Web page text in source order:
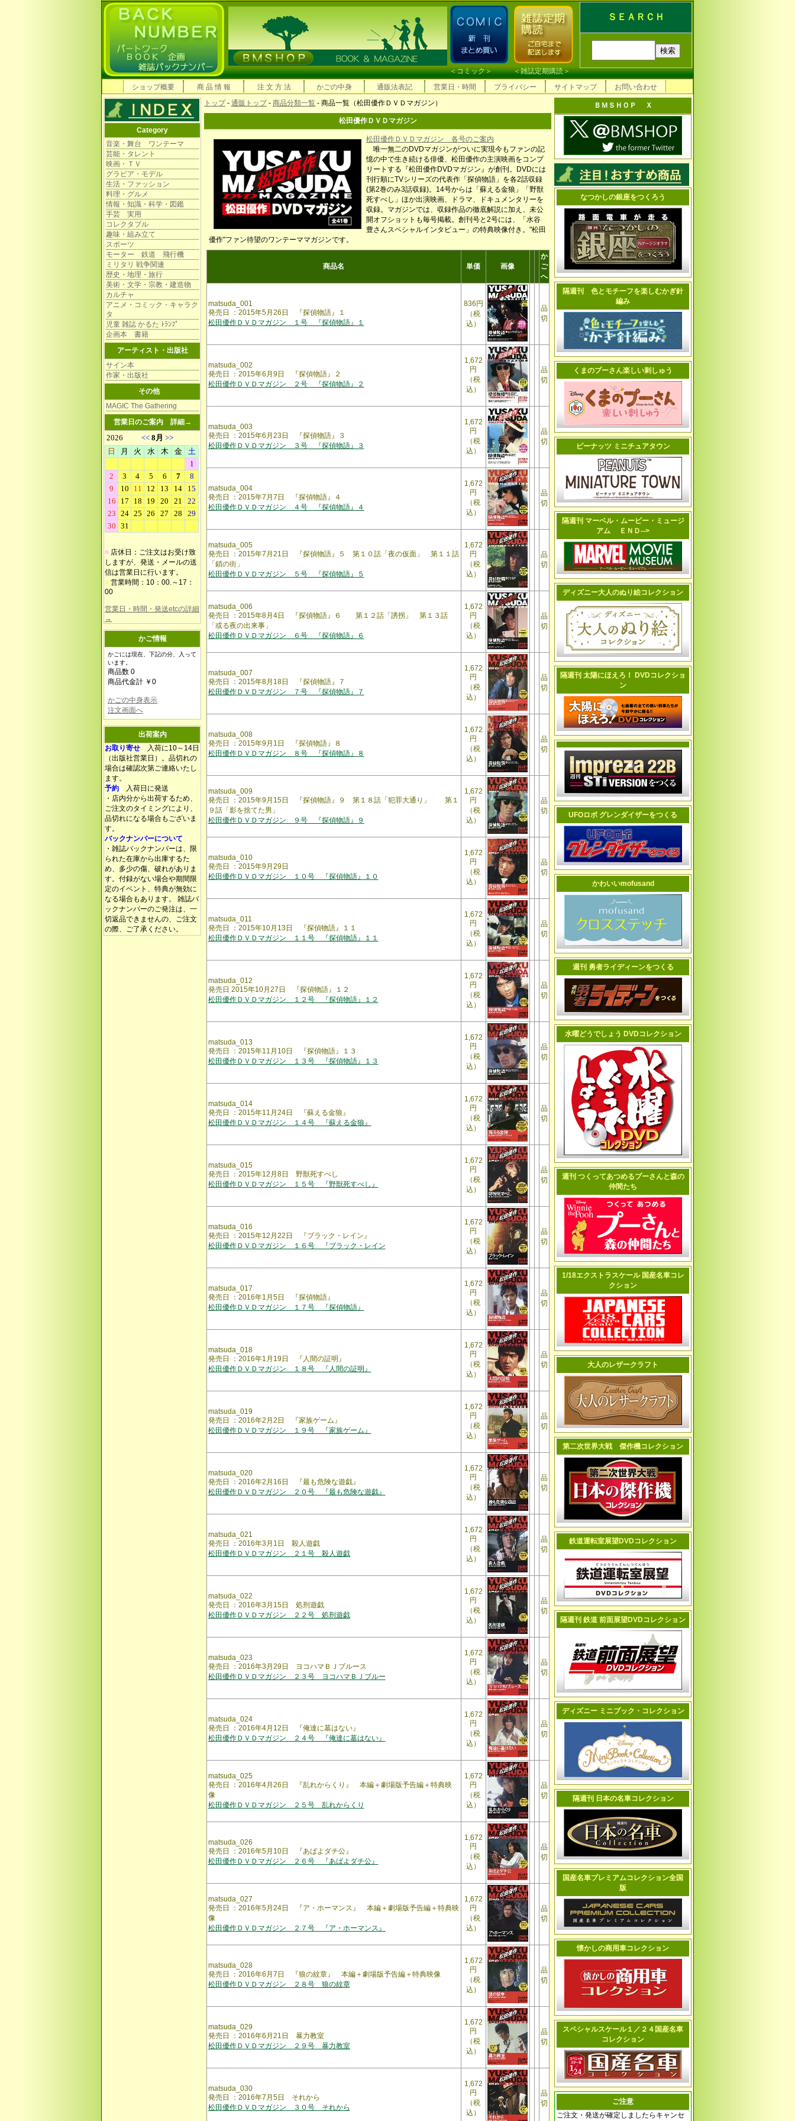
ＳＥＡＲＣＨ
＜コミック＞ ＜雑誌定期購読＞
ショップ概要
商 品 情 報 注 文 方 法 かごの中身 通販法表記 営業日・時間 プライバシー サイトマップ お問い合わせ
Category
音楽・舞台 ワンテーマ
芸能・タレント
映画・ＴＶ
グラビア・モデル
生活・ファッション
料理・グルメ
情報・知識・科学・図鑑
手芸 実用
コレクタブル
趣味・組み立て
スポーツ
モーター 鉄道 飛行機
ミリタリ 戦争関連
歴史・地理・旅行
美術・文学・宗教・建造物
カルチャ
アニメ・コミック・キャラク
タ
児童 雑誌 かるた ﾄﾗﾝﾌﾟ
企画本 書籍
アーティスト・出版社
サイン本
作家・出版社
その他
MAGIC The Gathering
営業日のご案内 詳細→
■ 店休日：ご注文はお受け致
しますが、発送・メールの送
信は営業日に行います。
■ 営業時間：10：00.～17：
00
営業日・時間・発送etcの詳細
→
かご情報
かごには現在、下記の分、入って
います。
商品数 0
商品代金計 ￥0
かごの中身表示
注文画面へ
出荷案内
お取り寄せ 入荷に10～14日
（出版社営業日）。品切れの
場合は確認次第ご連絡いたし
ます。
予約 入荷日に発送
・店内分から出荷するため、
ご注文のタイミングにより、
品切れになる場合もございま
す。
バックナンバーについて
・雑誌バックナンバーは、限
られた在庫から出庫するた
め、多少の傷、破れがありま
す。付録がない場合や期間限
定のイベント、特典が無効に
なる場合もあります。 雑誌バ
ックナンバーのご発注は、一
切返品できませんの、ご注文
の際、ご了承ください。
トップ- 通販トップ- 商品分類一覧 - 商品一覧（松田優作ＤＶＤマガジン）
松田優作ＤＶＤマガジン
松田優作ＤＶＤマガジン 各号のご案内
唯一無二のDVDマガジンがついに実現今もファンの記
憶の中で生き続ける俳優、松田優作の主演映画をコンプ
リートする『松田優作DVDマガジン』が創刊。DVDには
刊行順にTVシリーズの代表作「探偵物語」を各2話収録
(第2巻のみ3話収録)。14号からは「蘇える金狼」「野獣
死すべし」ほか出演映画、ドラマ、ドキュメンタリーを
収録。マガジンでは、収録作品の徹底解説に加え、未公
開オフショットも毎号掲載。創刊号と2号には、「水谷
豊さんスペシャルインタビュー」の特典映像付き。"松田
優作"ファン待望のワンテーママガジンです。
商品名 単価 画像
か
ご
へ
matsuda_001
発売日 ：2015年5月26日 『探偵物語』１
松田優作ＤＶＤマガジン １号 『探偵物語』１
836円
（税
込）
品
切
matsuda_002
発売日 ：2015年6月9日 『探偵物語』２
松田優作ＤＶＤマガジン ２号 『探偵物語』２
1,672
円
（税
込）
品
切
matsuda_003
発売日 ：2015年6月23日 『探偵物語』３
松田優作ＤＶＤマガジン ３号 『探偵物語』３
1,672
円
（税
込）
品
切
matsuda_004
発売日 ：2015年7月7日 『探偵物語』４
松田優作ＤＶＤマガジン ４号 『探偵物語』４
1,672
円
（税
込）
品
切
matsuda_005
発売日 ：2015年7月21日 『探偵物語』５ 第１０話「夜の仮面」 第１１話
「鎖の街」
松田優作ＤＶＤマガジン ５号 『探偵物語』５
1,672
円
（税
込）
品
切
matsuda_006
発売日 ：2015年8月4日 『探偵物語』６ 第１２話「誘拐」 第１３話
「或る夜の出来事」
松田優作ＤＶＤマガジン ６号 『探偵物語』６
1,672
円
（税
込）
品
切
matsuda_007
発売日 ：2015年8月18日 『探偵物語』７
松田優作ＤＶＤマガジン ７号 『探偵物語』７
1,672
円
（税
込）
品
切
matsuda_008
発売日 ：2015年9月1日 『探偵物語』８
松田優作ＤＶＤマガジン ８号 『探偵物語』８
1,672
円
（税
込）
品
切
matsuda_009
発売日 ：2015年9月15日 『探偵物語』９ 第１８話「犯罪大通り」 第１
９話「影を捨てた男」
松田優作ＤＶＤマガジン ９号 『探偵物語』９
1,672
円
（税
込）
品
切
matsuda_010
発売日 ：2015年9月29日
松田優作ＤＶＤマガジン １０号 『探偵物語』１０
1,672
円
（税
込）
品
切
matsuda_011
発売日 ：2015年10月13日 『探偵物語』１１
松田優作ＤＶＤマガジン １１号 『探偵物語』１１
1,672
円
（税
込）
品
切
matsuda_012
発売日 2015年10月27日 『探偵物語』１２
松田優作ＤＶＤマガジン １２号 『探偵物語』１２
1,672
円
（税
込）
品
切
matsuda_013
発売日 ：2015年11月10日 『探偵物語』１３
松田優作ＤＶＤマガジン １３号 『探偵物語』１３
1,672
円
（税
込）
品
切
matsuda_014
発売日 ：2015年11月24日 『蘇える金狼』
松田優作ＤＶＤマガジン １４号 『蘇える金狼』
1,672
円
（税
込）
品
切
matsuda_015
発売日 ：2015年12月8日 野獣死すべし
松田優作ＤＶＤマガジン １５号 『野獣死すべし』
1,672
円
（税
込）
品
切
matsuda_016
発売日 ：2015年12月22日 『ブラック・レイン』
松田優作ＤＶＤマガジン １６号 『ブラック・レイン
1,672
円
（税
込）
品
切
matsuda_017
発売日 ：2016年1月5日 『探偵物語』
松田優作ＤＶＤマガジン １７号 『探偵物語』
1,672
円
（税
込）
品
切
matsuda_018
発売日 ：2016年1月19日 『人間の証明』
松田優作ＤＶＤマガジン １８号 『人間の証明』
1,672
円
（税
込）
品
切
matsuda_019
発売日 ：2016年2月2日 『家族ゲーム』
松田優作ＤＶＤマガジン １９号 『家族ゲーム』
1,672
円
（税
込）
品
切
matsuda_020
発売日 ：2016年2月16日 『最も危険な遊戯』
松田優作ＤＶＤマガジン ２０号 『最も危険な遊戯』
1,672
円
（税
込）
品
切
matsuda_021
発売日 ：2016年3月1日 殺人遊戯
松田優作ＤＶＤマガジン ２１号 殺人遊戯
1,672
円
（税
込）
品
切
matsuda_022
発売日 ：2016年3月15日 処刑遊戯
松田優作ＤＶＤマガジン ２２号 処刑遊戯
1,672
円
（税
込）
品
切
matsuda_023
発売日 ：2016年3月29日 ヨコハマＢＪブルース
松田優作ＤＶＤマガジン ２３号 ヨコハマＢＪブルー
1,672
円
（税
込）
品
切
matsuda_024
発売日 ：2016年4月12日 『俺達に墓はない』
松田優作ＤＶＤマガジン ２４号 『俺達に墓はない』
1,672
円
（税
込）
品
切
matsuda_025
発売日 ：2016年4月26日 『乱れからくり』 本編＋劇場版予告編＋特典映
像
松田優作ＤＶＤマガジン ２５号 乱れからくり
1,672
円
（税
込）
品
切
matsuda_026
発売日 ：2016年5月10日 『あばよダチ公』
松田優作ＤＶＤマガジン ２６号 『あばよダチ公』
1,672
円
（税
込）
品
切
matsuda_027
発売日 ：2016年5月24日 『ア・ホーマンス』 本編＋劇場版予告編＋特典映
像
松田優作ＤＶＤマガジン ２７号 『ア・ホーマンス』
1,672
円
（税
込）
品
切
matsuda_028
発売日 ：2016年6月7日 『狼の紋章』 本編＋劇場版予告編＋特典映像
松田優作ＤＶＤマガジン ２８号 狼の紋章
1,672
円
（税
込）
品
切
matsuda_029
発売日 ：2016年6月21日 暴力教室
松田優作ＤＶＤマガジン ２９号 暴力教室
1,672
円
（税
込）
品
切
matsuda_030
発売日 ：2016年7月5日 それから
松田優作ＤＶＤマガジン ３０号 それから
1,672
円
（税
込）
品
切
ＢＭＳＨＯＰ Ｘ
なつかしの銀座をつくろう
隔週刊 色とモチーフを楽しむかぎ針
編み
くまのプーさん楽しい刺しゅう
ピーナッツ ミニチュアタウン
隔週刊 マーベル・ムービー・ミュージ
アム ＥＮＤ-->
ディズニー大人のぬり絵コレクション
隔週刊 太陽にほえろ！ DVDコレクショ
ン
UFOロボ グレンダイザーをつくる
かわいいmofusand
週刊 勇者ライディーンをつくる
水曜どうでしょう DVDコレクション
週刊 つくってあつめるプーさんと森の
仲間たち
1/18エクストラスケール 国産名車コレ
クション
大人のレザークラフト
第二次世界大戦 傑作機コレクション
鉄道運転室展望DVDコレクション
隔週刊 鉄道 前面展望DVDコレクション
ディズニー ミニブック・コレクション
隔週刊 日本の名車コレクション
国産名車プレミアムコレクション全国
版
懐かしの商用車コレクション
スペシャルスケール１／２４国産名車
コレクション
ご注意
ご注文・発送が確定しましたらキャンセ